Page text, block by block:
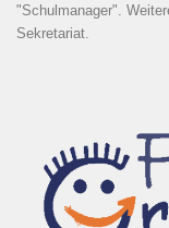
"Schulmanager".
Sekretariat.